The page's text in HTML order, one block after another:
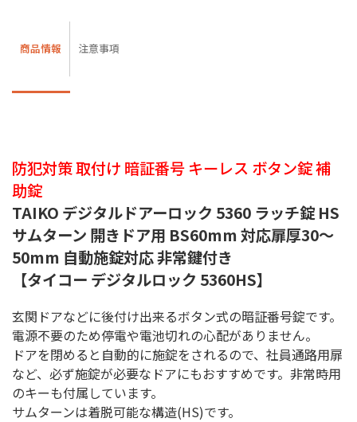
商品情報 注意事項
防犯対策 取付け 暗証番号 キーレス ボタン錠 補
助錠
TAIKO デジタルドアーロック 5360 ラッチ錠 HS
サムターン 開きドア用 BS60mm 対応扉厚30〜
50mm 自動施錠対応 非常鍵付き
【タイコー デジタルロック 5360HS】
玄関ドアなどに後付け出来るボタン式の暗証番号錠です。
電源不要のため停電や電池切れの心配がありません。
ドアを閉めると自動的に施錠をされるので、社員通路用扉
など、必ず施錠が必要なドアにもおすすめです。非常時用
のキーも付属しています。
サムターンは着脱可能な構造(HS)です。